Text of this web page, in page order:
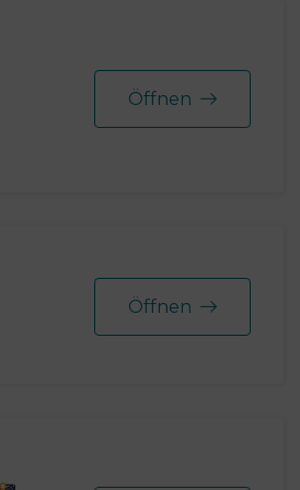
Öffnen
Öffnen